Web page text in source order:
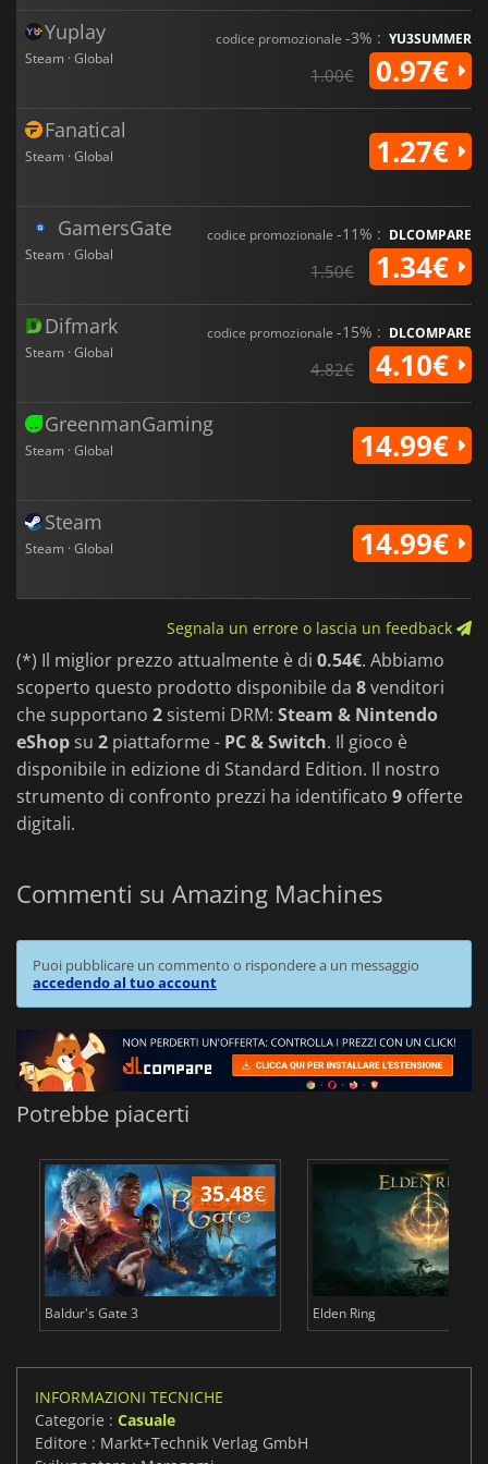
Yuplay
Steam · Global
codice promozionale -3% : YU3SUMMER
1.00€ 0.97€
Fanatical
Steam · Global 1.27€
GamersGate
Steam · Global
codice promozionale -11% : DLCOMPARE
1.50€ 1.34€
Difmark
Steam · Global
codice promozionale -15% : DLCOMPARE
4.82€ 4.10€
GreenmanGaming
Steam · Global 14.99€
Steam
Steam · Global 14.99€
Segnala un errore o lascia un feedback
(*) Il miglior prezzo attualmente è di 0.54€. Abbiamo
scoperto questo prodotto disponibile da 8venditori
che supportano 2 sistemi DRM: Steam & Nintendo
eShop su 2 piattaforme - PC & Switch. Il gioco è
disponibile in edizione di Standard Edition. Il nostro
strumento di confronto prezzi ha identificato 9 offerte
digitali.
Commenti su Amazing Machines
Puoi pubblicare un commento o rispondere a un messaggio
accedendo al tuo account
Potrebbe piacerti
35.48€
Baldur's Gate 3 Elden Ring
INFORMAZIONI TECNICHE
Categorie : Casuale
Editore : Markt+Technik Verlag GmbH